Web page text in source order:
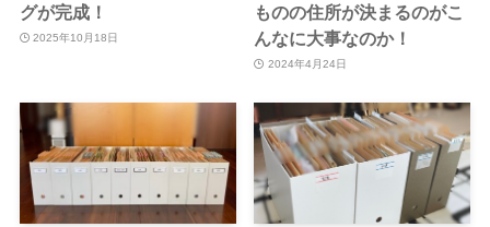
グが完成！
2025年10月18日
ものの住所が決まるのがこ
んなに大事なのか！
2024年4月24日